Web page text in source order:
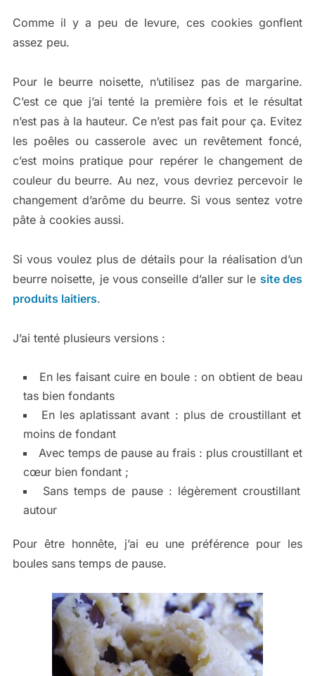
Comme il y a peu de levure, ces cookies gonflent
assez peu.
Pour le beurre noisette, n’utilisez pas de margarine.
C’est ce que j’ai tenté la première fois et le résultat
n’est pas à la hauteur. Ce n’est pas fait pour ça. Evitez
les poêles ou casserole avec un revêtement foncé,
c’est moins pratique pour repérer le changement de
couleur du beurre. Au nez, vous devriez percevoir le
changement d’arôme du beurre. Si vous sentez votre
pâte à cookies aussi.
Si vous voulez plus de détails pour la réalisation d’un
beurre noisette, je vous conseille d’aller sur le site des
produits laitiers.
J’ai tenté plusieurs versions :
En les faisant cuire en boule : on obtient de beau
tas bien fondants
En les aplatissant avant : plus de croustillant et
moins de fondant
Avec temps de pause au frais : plus croustillant et
cœur bien fondant ;
Sans temps de pause : légèrement croustillant
autour
Pour être honnête, j’ai eu une préférence pour les
boules sans temps de pause.